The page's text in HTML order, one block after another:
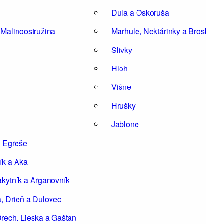
Egreše
a Aka
a Arganovník
Drieň a Dulovec
Lieska a Gaštan
Dula a Oskoruša
Marhule, Nektárinky a
Slivky
Hloh
Višne
Hrušky
Jablone